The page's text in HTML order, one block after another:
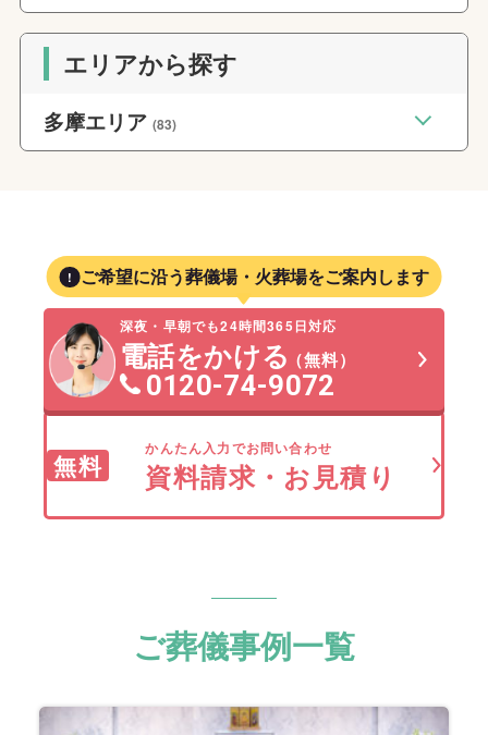
エリアから探す
多摩エリア(83)
ご希望に沿う葬儀場・火葬場をご案内します
深夜・早朝でも24時間365日対応
電話をかける（無料）
0120-74-9072
無料
かんたん入力でお問い合わせ
資料請求・お見積り
ご葬儀事例一覧